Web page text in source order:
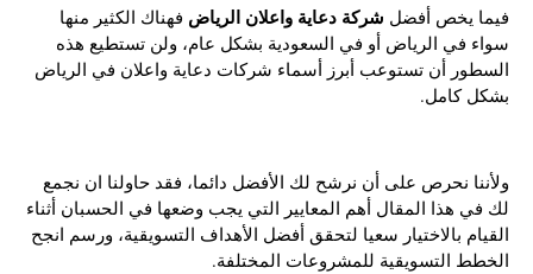
فيما يخص أفضلشركة دعاية واعلان الرياضفهناك الكثير منها
سواء في الرياض أو في السعودية بشكل عام، ولن تستطيع هذه
السطور أن تستوعب أبرز أسماء شركات دعاية واعلان في الرياض
بشكل كامل.
ولأننا نحرص على أن نرشح لك الأفضل دائما، فقد حاولنا ان نجمع
لك في هذا المقال أهم المعايير التي يجب وضعها في الحسبان أثناء
القيام بالاختيار سعيا لتحقق أفضل الأهداف التسويقية، ورسم انجح
الخطط التسويقية للمشروعات المختلفة.